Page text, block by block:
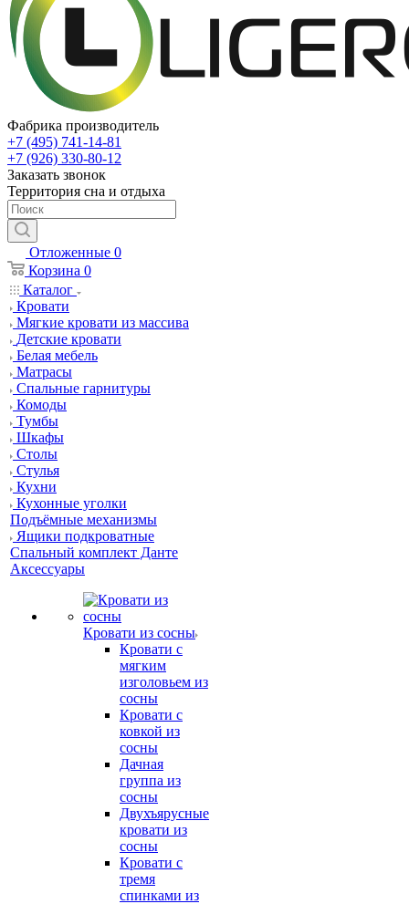
Фабрика производитель
+7 (495) 741-14-81
+7 (926) 330-80-12
Заказать звонок
Территория сна и отдыха
Отложенные 0
Корзина 0
Каталог
Кровати
Мягкие кровати из массива
Детские кровати
Белая мебель
Матрасы
Спальные гарнитуры
Комоды
Тумбы
Шкафы
Столы
Стулья
Кухни
Кухонные уголки
Подъёмные механизмы
Ящики подкроватные
Спальный комплект Данте
Аксессуары
Кровати из сосны
Кровати с
мягким
изголовьем из
сосны
Кровати с
ковкой из
сосны
Дачная
группа из
сосны
Двухъярусные
кровати из
сосны
Кровати с
тремя
спинками из